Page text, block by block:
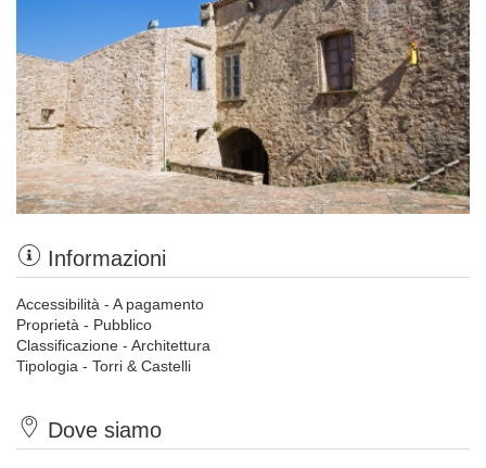
Informazioni
Accessibilità - A pagamento
Proprietà - Pubblico
Classificazione - Architettura
Tipologia - Torri & Castelli
Dove siamo